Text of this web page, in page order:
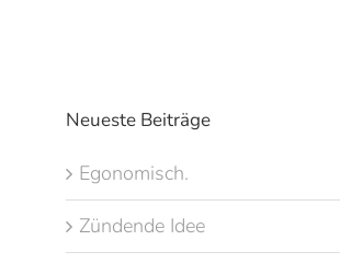
Neueste Beiträge
Egonomisch.
Zündende Idee